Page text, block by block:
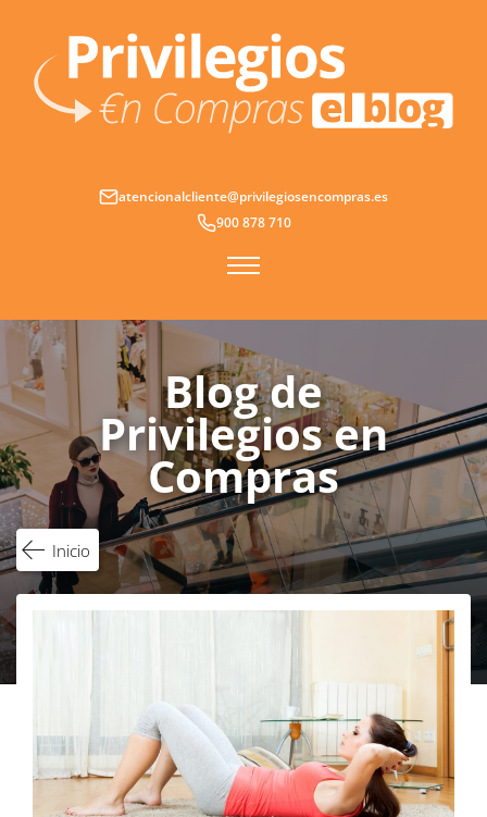
contenido
atencionalcliente@privilegiosencompras.es
900 878 710
Blog de
Privilegios en
Compras
Inicio